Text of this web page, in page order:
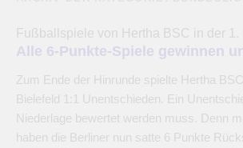
Fußballspiele von Hertha BSC in der 1.
Alle 6-Punkte-Spiele gewinnen
Zum Ende der Hinrunde spielte Hertha
Bielefeld 1:1 Unentschieden. Ein
Niederlage bewertet werden muss. Denn
haben die Berliner nun satte 6 Punkte